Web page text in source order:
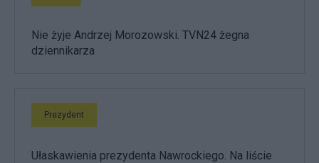
Nie żyje Andrzej Morozowski. TVN24 żegna
dziennikarza
Prezydent
Ułaskawienia prezydenta Nawrockiego. Na liście